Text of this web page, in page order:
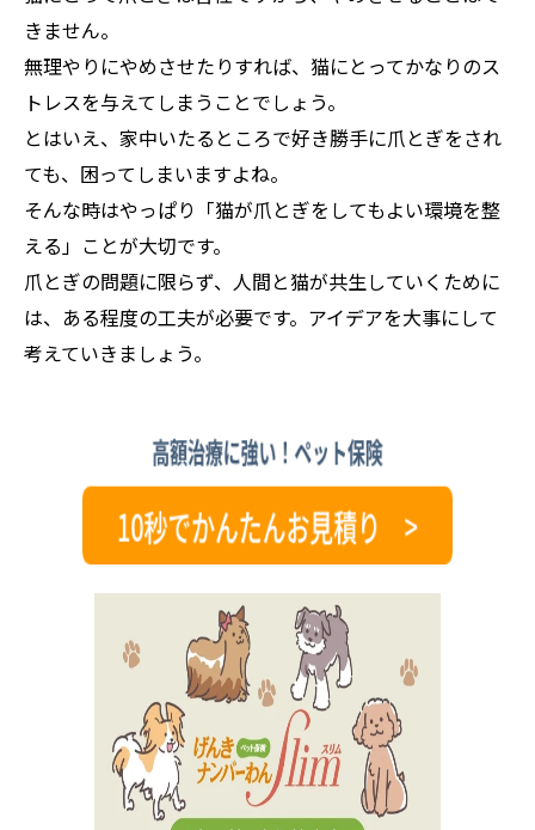
きません。
無理やりにやめさせたりすれば、猫にとってかなりのス
トレスを与えてしまうことでしょう。
とはいえ、家中いたるところで好き勝手に爪とぎをされ
ても、困ってしまいますよね。
そんな時はやっぱり「猫が爪とぎをしてもよい環境を整
える」ことが大切です。
爪とぎの問題に限らず、人間と猫が共生していくために
は、ある程度の工夫が必要です。アイデアを大事にして
考えていきましょう。